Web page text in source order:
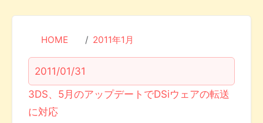
HOME 2011年1月
2011/01/31
3DS、5月のアップデートでDSiウェアの転送
に対応